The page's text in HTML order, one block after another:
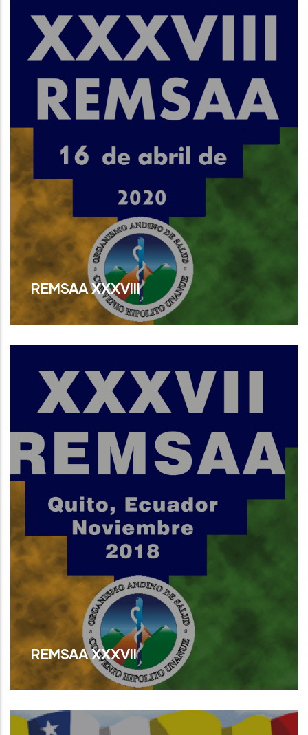
Read More
REMSAA XXXVIII
Read More
REMSAA XXXVII